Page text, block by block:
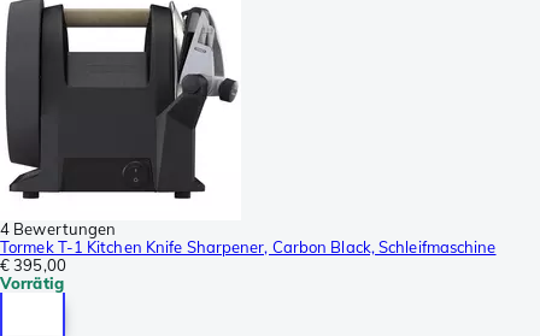
4 Bewertungen
Tormek T-1 Kitchen Knife Sharpener, Carbon Black, Schleifmaschine
€ 395,00
Vorrätig